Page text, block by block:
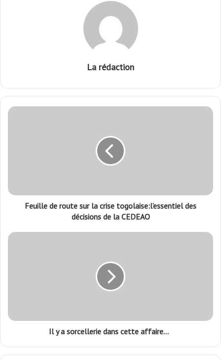
La rédaction
Feuille de route sur la crise togolaise:l’essentiel des
décisions de la CEDEAO
Il y a sorcellerie dans cette affaire…